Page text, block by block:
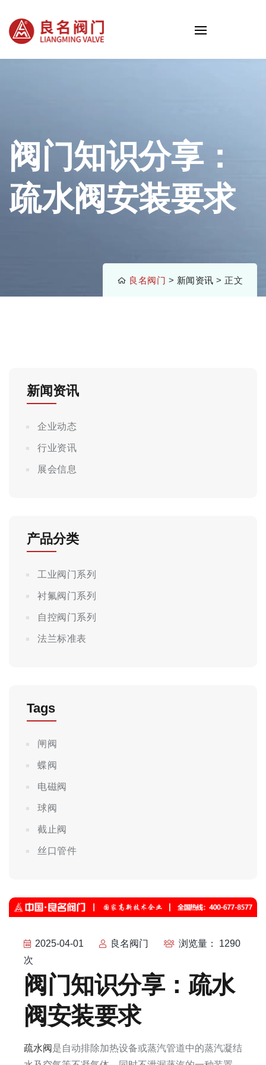
阀门知识分享：
疏水阀安装要求
良名阀门 > 新闻资讯 > 正文
新闻资讯
企业动态
行业资讯
展会信息
产品分类
工业阀门系列
衬氟阀门系列
自控阀门系列
法兰标准表
Tags
闸阀
蝶阀
电磁阀
球阀
截止阀
丝口管件
2025-04-01 良名阀门
浏览量： 1290
次
阀门知识分享：疏水
阀安装要求
疏水阀是自动排除加热设备或蒸汽管道中的蒸汽凝结